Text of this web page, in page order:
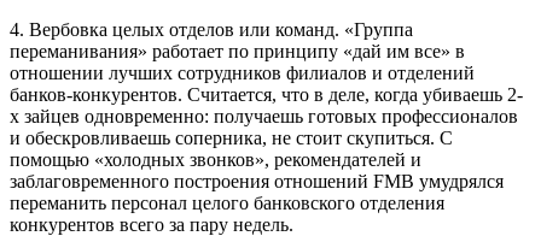
4. Вербовка целых отделов или команд. «Группа
переманивания» работает по принципу «дай им все» в
отношении лучших сотрудников филиалов и отделений
банков-конкурентов. Считается, что в деле, когда убиваешь 2-
х зайцев одновременно: получаешь готовых профессионалов
и обескровливаешь соперника, не стоит скупиться. С
помощью «холодных звонков», рекомендателей и
заблаговременного построения отношений FMB умудрялся
переманить персонал целого банковского отделения
конкурентов всего за пару недель.